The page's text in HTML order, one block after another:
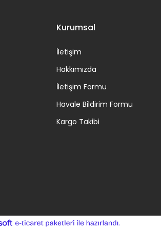
Kurumsal
İletişim
Hakkımızda
İletişim Formu
Havale Bildirim Formu
Kargo Takibi
ideasoft
e-